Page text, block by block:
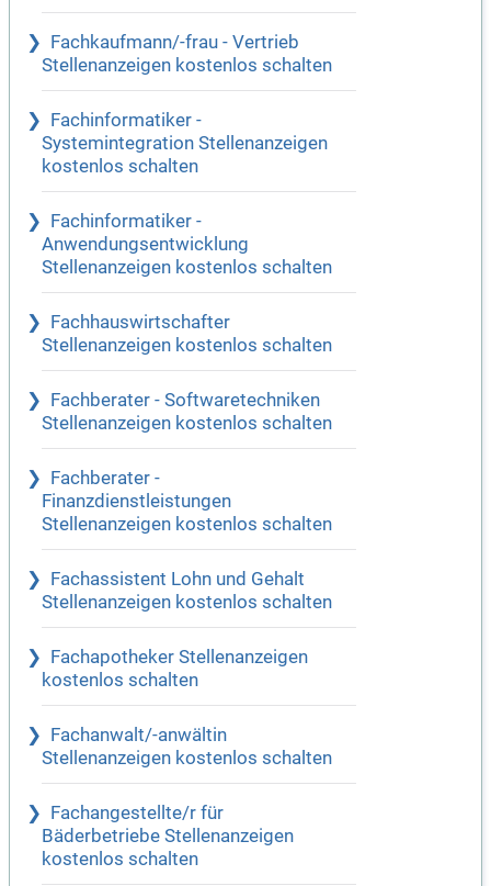
Fachkaufmann/-frau - Vertrieb
Stellenanzeigen kostenlos schalten
Fachinformatiker -
Systemintegration Stellenanzeigen
kostenlos schalten
Fachinformatiker -
Anwendungsentwicklung
Stellenanzeigen kostenlos schalten
Fachhauswirtschafter
Stellenanzeigen kostenlos schalten
Fachberater - Softwaretechniken
Stellenanzeigen kostenlos schalten
Fachberater -
Finanzdienstleistungen
Stellenanzeigen kostenlos schalten
Fachassistent Lohn und Gehalt
Stellenanzeigen kostenlos schalten
Fachapotheker Stellenanzeigen
kostenlos schalten
Fachanwalt/-anwältin
Stellenanzeigen kostenlos schalten
Fachangestellte/r für
Bäderbetriebe Stellenanzeigen
kostenlos schalten